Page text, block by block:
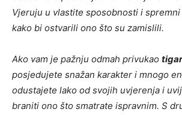
Vjeruju u vlastite sposobnosti i
kako bi ostvarili ono što su zamislili.
Ako vam je pažnju odmah privukao tigar
posjedujete snažan karakter i mnogo
odustajete lako od svojih uvjerenja i
braniti ono što smatrate ispravnim. S